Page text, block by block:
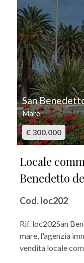
San
Mare
€ 300.000
Locale
Benedetto
Cod. loc202
Rif. loc202San
mare, l'agenzia
vendita locale